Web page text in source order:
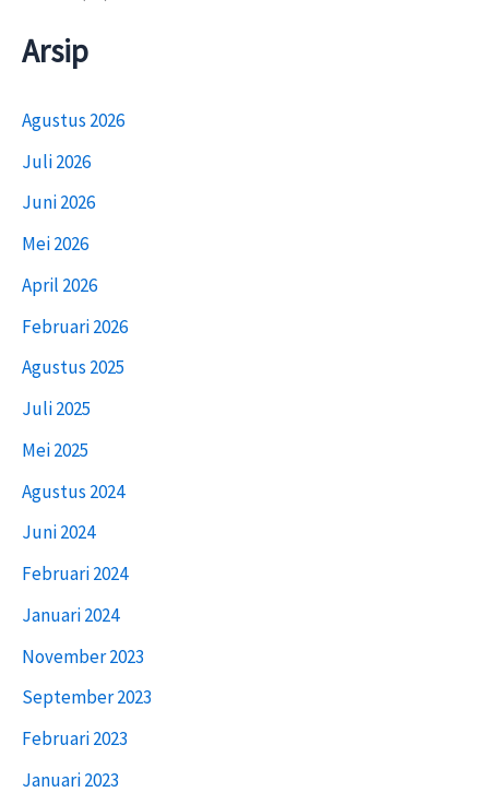
Arsip
Agustus 2026
Juli 2026
Juni 2026
Mei 2026
April 2026
Februari 2026
Agustus 2025
Juli 2025
Mei 2025
Agustus 2024
Juni 2024
Februari 2024
Januari 2024
November 2023
September 2023
Februari 2023
Januari 2023